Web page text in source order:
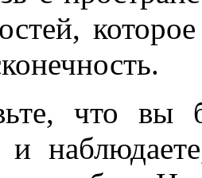
что вы
и